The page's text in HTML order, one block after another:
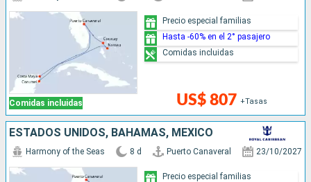
Comidas incluidas US$ 807 +Tasas
Precio especial familias
Hasta -60% en el 2° pasajero
Comidas incluidas
ESTADOS UNIDOS, BAHAMAS, MÉXICO
Harmony of the Seas 8 d Puerto Canaveral 23/10/2027
Precio especial familias